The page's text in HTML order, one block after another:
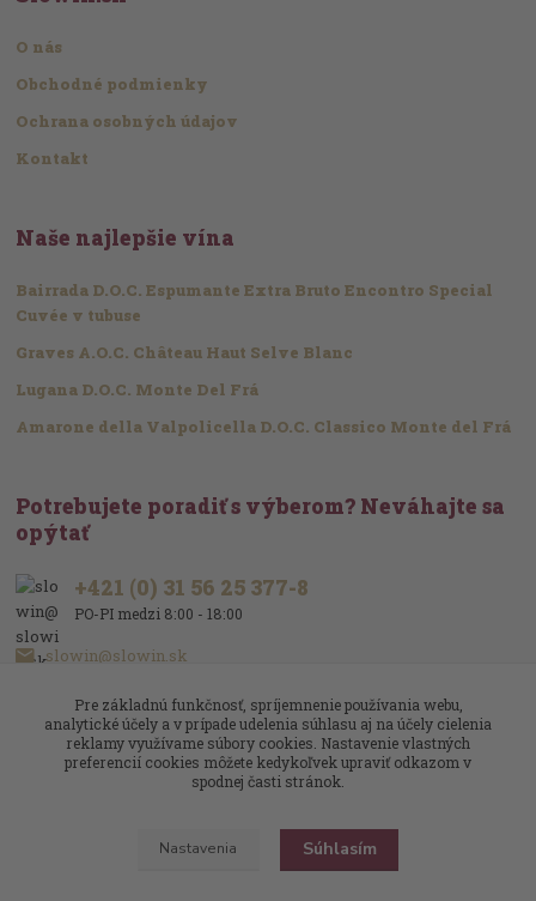
O nás
Obchodné podmienky
Ochrana osobných údajov
Kontakt
Naše najlepšie vína
Bairrada D.O.C. Espumante Extra Bruto Encontro Special
Cuvée v tubuse
Graves A.O.C. Château Haut Selve Blanc
Lugana D.O.C. Monte Del Frá
Amarone della Valpolicella D.O.C. Classico Monte del Frá
Potrebujete poradiť s výberom? Neváhajte sa
opýtať
+421 (0) 31 56 25 377-8
PO-PI medzi 8:00 - 18:00
slowin@slowin.sk
Pre základnú funkčnosť, spríjemnenie používania webu,
analytické účely a v prípade udelenia súhlasu aj na účely cielenia
reklamy využívame súbory cookies. Nastavenie vlastných
preferencií cookies môžete kedykoľvek upraviť odkazom v
spodnej časti stránok.
Nastavenia Súhlasím